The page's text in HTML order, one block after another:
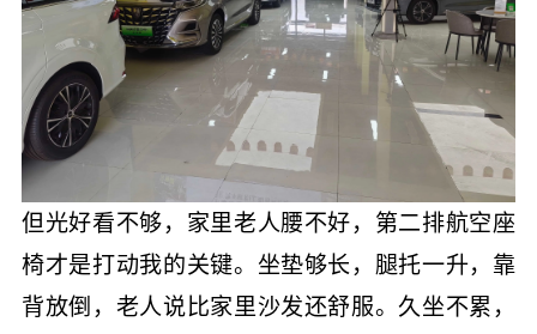
但光好看不够，家里老人腰不好，第二排航空座
椅才是打动我的关键。坐垫够长，腿托一升，靠
背放倒，老人说比家里沙发还舒服。久坐不累，